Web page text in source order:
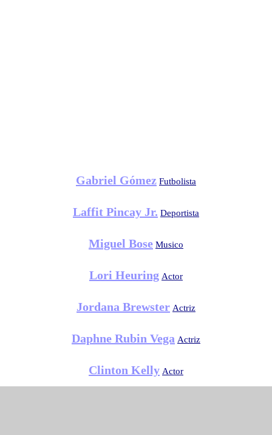
Gabriel Gómez Futbolista
Laffit Pincay Jr. Deportista
Miguel Bose Musico
Lori Heuring Actor
Jordana Brewster Actriz
Daphne Rubin Vega Actriz
Clinton Kelly Actor